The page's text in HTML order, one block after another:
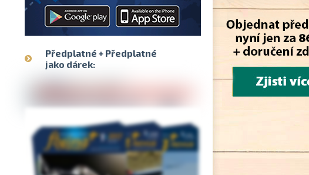
Předplatné + Předplatné
jako dárek: